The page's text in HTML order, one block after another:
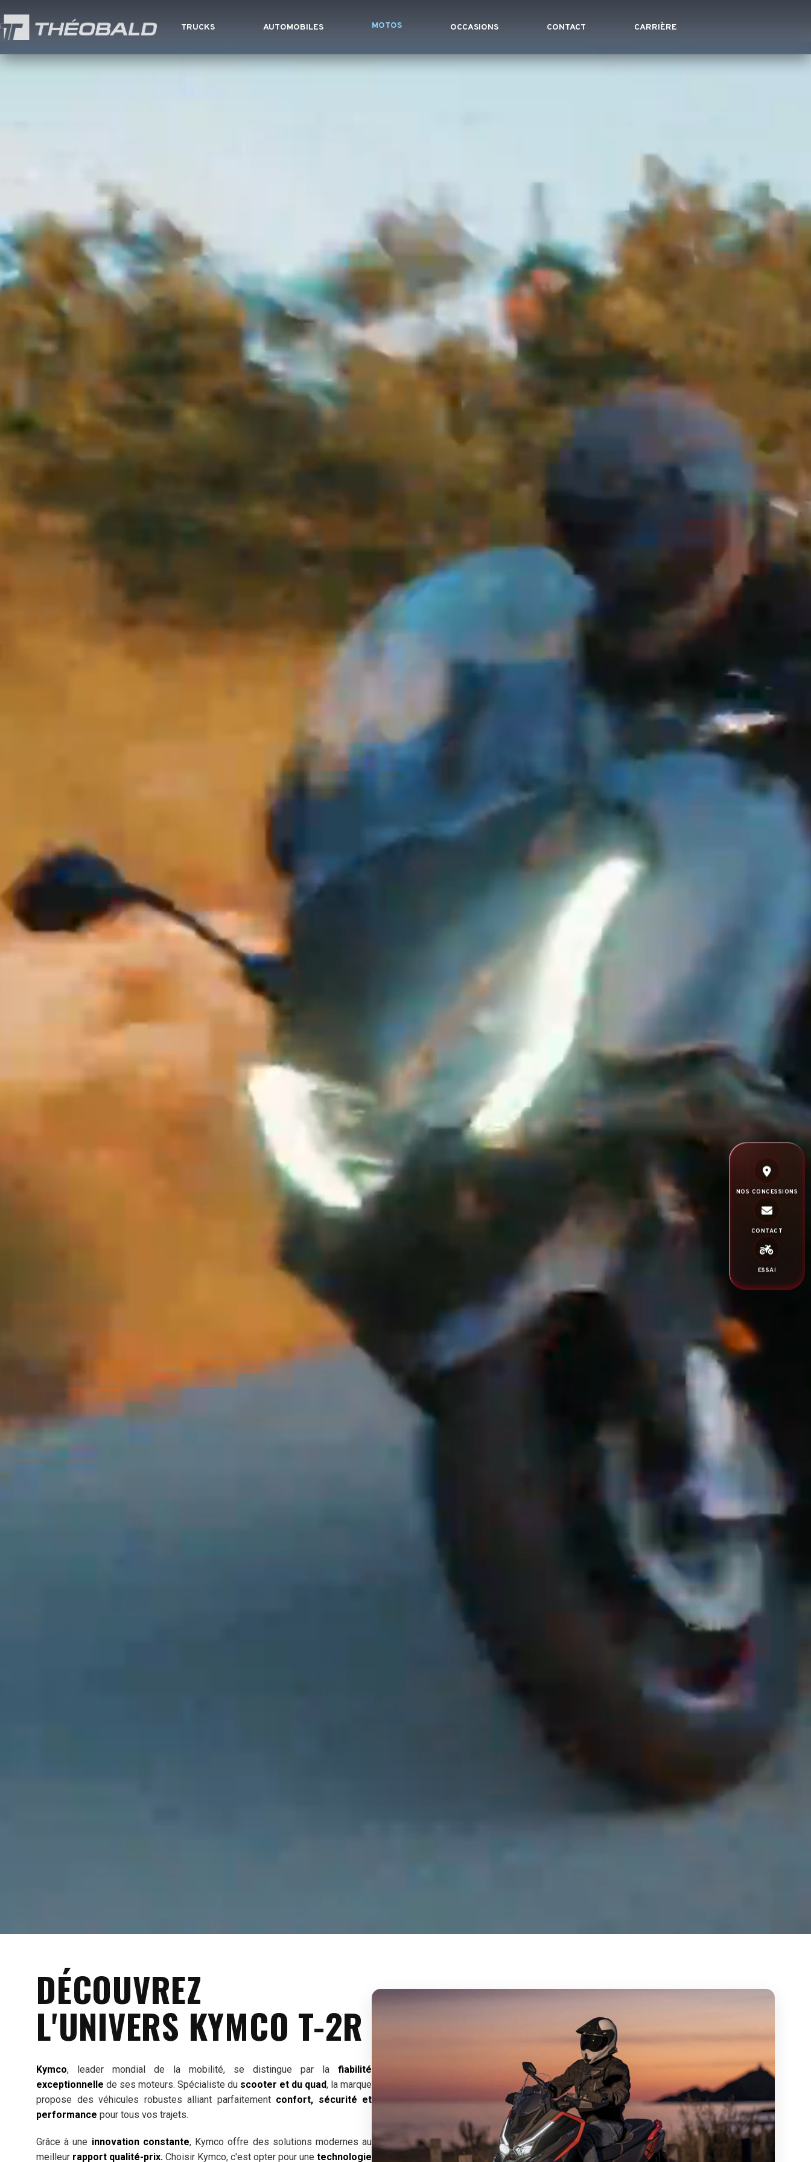
TRUCKS AUTOMOBILES MOTOS OCCASIONS CONTACT CARRIÈRE
DÉCOUVREZ
L'UNIVERS KYMCO T-2R
Kymco, leader mondial de la mobilité, se distingue par lafiabilité
exceptionnelle de ses moteurs. Spécialiste du scooter et du quad, la marque
propose des véhicules robustes alliant parfaitement confort, sécurité et
performance pour tous vos trajets.
Grâce à une innovation constante, Kymco offre des solutions modernes au
meilleur rapport qualité-prix. Choisir Kymco, c'est opter pour unetechnologie
NOS CONCESSIONS
CONTACT
ESSAI